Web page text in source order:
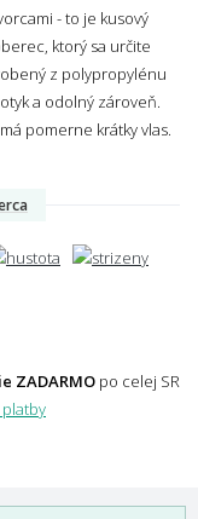
- to je kusový
ktorý sa určite
z polypropylénu
a odolný zároveň.
pomerne krátky vlas.
ZADARMO po celej SR